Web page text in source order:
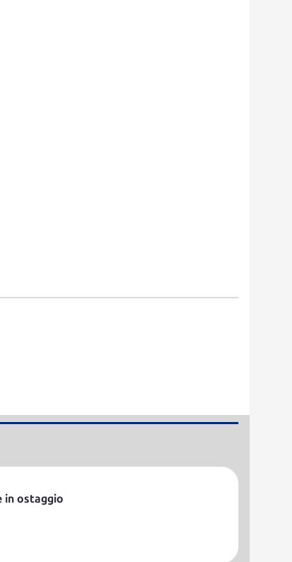
in ostaggio